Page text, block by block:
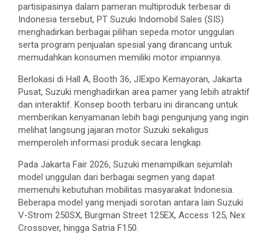
partisipasinya dalam pameran multiproduk terbesar di
Indonesia tersebut, PT Suzuki Indomobil Sales (SIS)
menghadirkan berbagai pilihan sepeda motor unggulan
serta program penjualan spesial yang dirancang untuk
memudahkan konsumen memiliki motor impiannya.
Berlokasi di Hall A, Booth 36, JIExpo Kemayoran, Jakarta
Pusat, Suzuki menghadirkan area pamer yang lebih atraktif
dan interaktif. Konsep booth terbaru ini dirancang untuk
memberikan kenyamanan lebih bagi pengunjung yang ingin
melihat langsung jajaran motor Suzuki sekaligus
memperoleh informasi produk secara lengkap.
Pada Jakarta Fair 2026, Suzuki menampilkan sejumlah
model unggulan dari berbagai segmen yang dapat
memenuhi kebutuhan mobilitas masyarakat Indonesia.
Beberapa model yang menjadi sorotan antara lain Suzuki
V-Strom 250SX, Burgman Street 125EX, Access 125, Nex
Crossover, hingga Satria F150.